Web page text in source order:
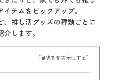
テムをピックアップ。
、推し活グッズの種類ごとに
します。